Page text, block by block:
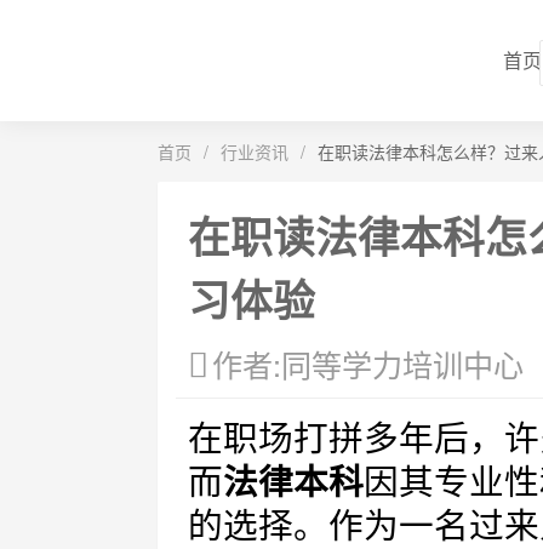
首页
首页 / 行业资讯 / 在职读法律本科怎么样？过
在职读法律本科
习体验
作者:同等学力培训中心
在职场打拼多年后，
而法律本科因其专业
的选择。作为一名过